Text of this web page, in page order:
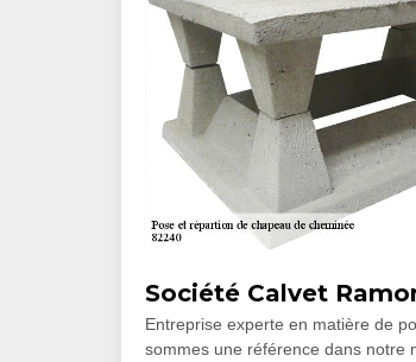
Société Calvet
Entreprise experte en matière de
sommes une référence dans notre